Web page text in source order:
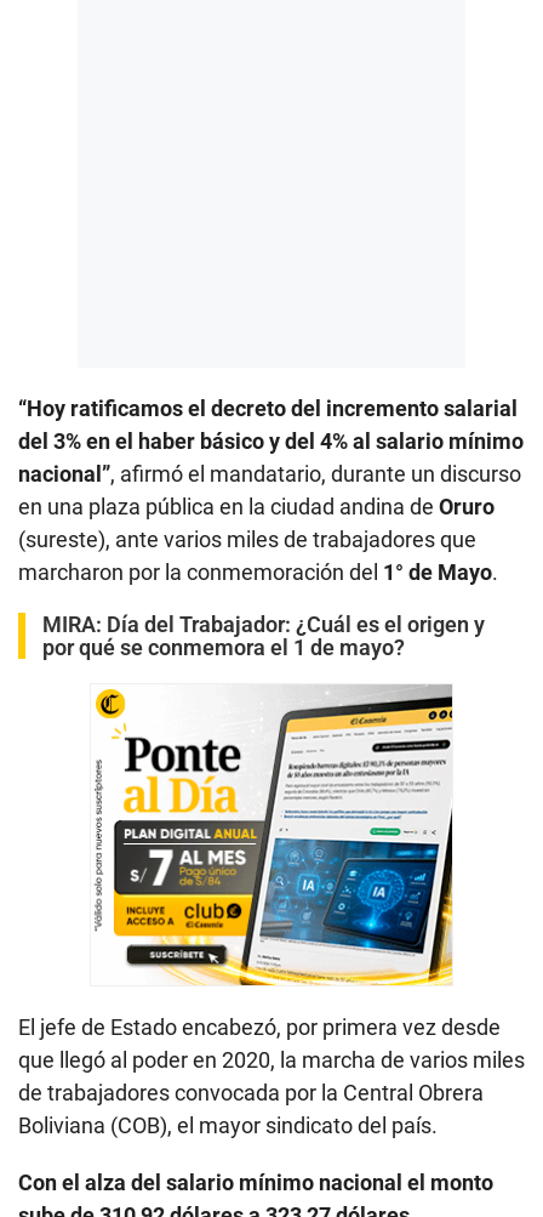
“Hoy ratificamos el decreto del incremento salarial
del 3% en el haber básico y del 4% al salario mínimo
nacional”, afirmó el mandatario, durante un discurso
en una plaza pública en la ciudad andina de Oruro
(sureste), ante varios miles de trabajadores que
marcharon por la conmemoración del 1° de Mayo.
MIRA: Día del Trabajador: ¿Cuál es el origen y
por qué se conmemora el 1 de mayo?
El jefe de Estado encabezó, por primera vez desde
que llegó al poder en 2020, la marcha de varios miles
de trabajadores convocada por la Central Obrera
Boliviana (COB), el mayor sindicato del país.
Con el alza del salario mínimo nacional el monto